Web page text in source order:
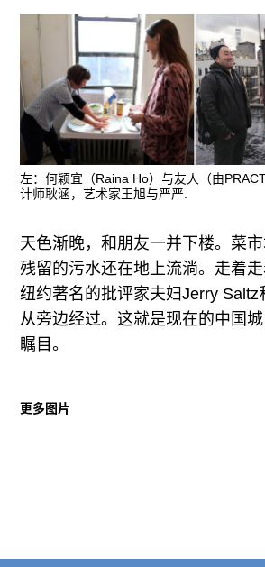
左：何颖宜（Raina Ho）与友人（由
计师耿涵，艺术家王旭与严严.
天色渐晚，和朋友一并下楼。菜
残留的污水还在地上流淌。走着
纽约著名的批评家夫妇Jerry Saltz
从旁边经过。这就是现在的中国
瞩目。
更多图片